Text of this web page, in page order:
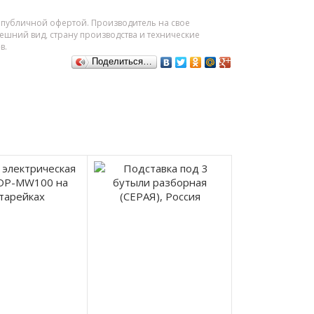
офертой. Производитель на свое
вид, страну производства и технические
Поделиться…